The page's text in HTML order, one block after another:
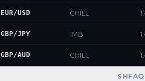
EUR/USD CHILL
GBP/JPY IMB
GBP/AUD CHILL